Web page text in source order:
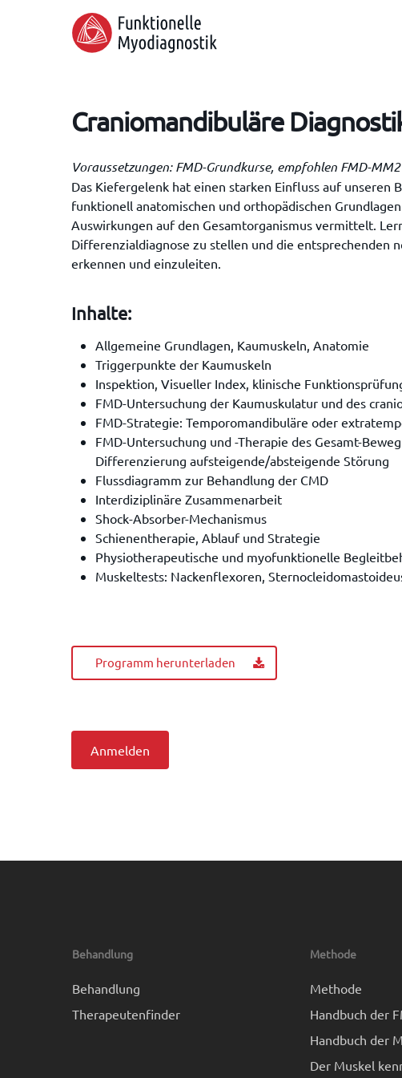
Craniomandibuläre
Voraussetzungen: FMD-Grundkurse, empfohlen FMD-MM2
Das Kiefergelenk hat einen starken Einfluss auf unseren
funktionell anatomischen und orthopädischen
Auswirkungen auf den Gesamtorganismus vermittelt.
Differenzialdiagnose zu stellen und die entsprechenden
erkennen und einzuleiten.
Inhalte:
Allgemeine Grundlagen, Kaumuskeln, Anatomie
Triggerpunkte der Kaumuskeln
Inspektion, Visueller Index, klinische
FMD-Untersuchung der Kaumuskulatur und des
FMD-Strategie: Temporomandibuläre oder
FMD-Untersuchung und -Therapie des Gesamt-
Differenzierung aufsteigende/absteigende Störung
Flussdiagramm zur Behandlung der CMD
Interdiziplinäre Zusammenarbeit
Shock-Absorber-Mechanismus
Schienentherapie, Ablauf und Strategie
Physiotherapeutische und myofunktionelle
Muskeltests: Nackenflexoren,
Programm herunterladen
Anmelden
Behandlung
Behandlung
Therapeutenfinder
Methode
Methode
Handbuch der
Handbuch der
Der Muskel